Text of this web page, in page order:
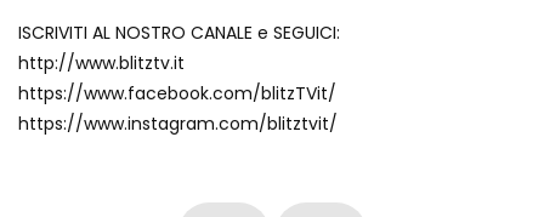
Due navi USA si scontrano in mare
ISCRIVITI AL NOSTRO CANALE e SEGUICI:
http://www.blitztv.it
https://www.facebook.com/blitzTVit/
https://www.instagram.com/blitztvit/